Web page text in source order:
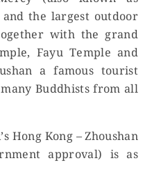
the largest outdoor
with the grand
Fayu Temple and
a famous tourist
Buddhists from all
Hong Kong – Zhoushan
approval) is as